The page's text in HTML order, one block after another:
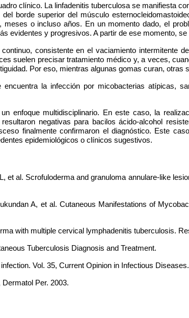
clínico. La linfadenitis tuberculosa se manifiesta
borde superior del músculo
o incluso años. En un momento dado, el
evidentes y progresivos. A partir de ese momento,
consistente en el vaciamiento intermitente
suelen precisar tratamiento médico y, a veces,
Por eso, mientras algunas gomas curan, otras
la infección por micobacterias atípicas,
enfoque multidisciplinario. En este caso, la
negativas para bacilos ácido-alcohol
finalmente confirmaron el diagnóstico. Este
epidemiológicos o clínicos sugestivos.
et al. Scrofuloderma and granuloma annulare-like
A, et al. Cutaneous Manifestations of
with multiple cervical lymphadenitis tuberculosis.
Tuberculosis Diagnosis and Treatment.
Vol. 35, Current Opinion in Infectious
Per. 2003.